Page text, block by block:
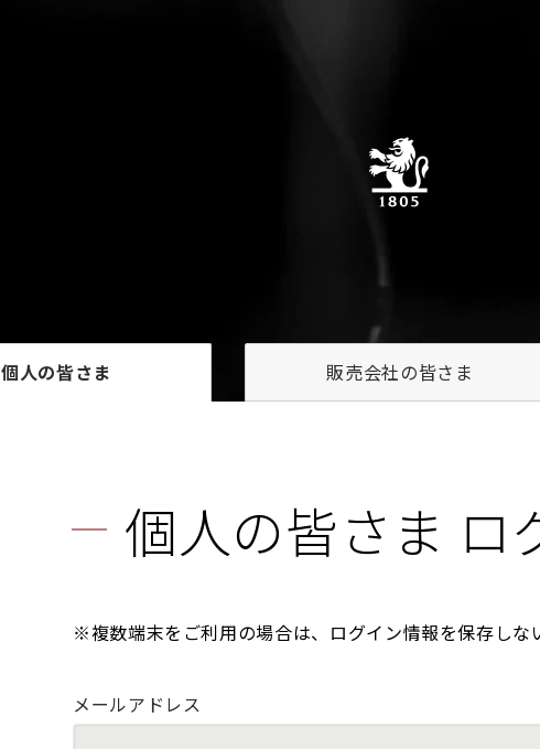
個人の皆さま 販売会社の皆さま
個人の皆さま ロ
※複数端末をご利用の場合は、ログイン情報を保存しな
メールアドレス